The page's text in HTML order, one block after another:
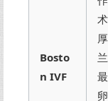
Bosto
n IVF